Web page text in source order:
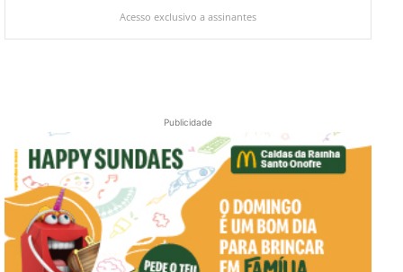
Acesso exclusivo a assinantes
Publicidade